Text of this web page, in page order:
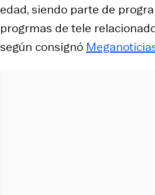
edad, siendo parte de
progrmas de tele
según consignó